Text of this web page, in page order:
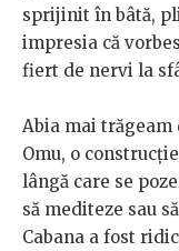
sprijinit în bâtă,
impresia că
fiert de nervi la
Abia mai trăgeam
Omu, o
lângă care se
să mediteze sau
Cabana a fost